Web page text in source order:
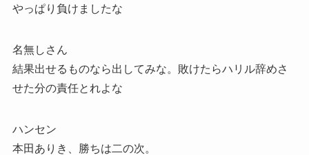
やっぱり負けましたな
名無しさん
結果出せるものなら出してみな。敗けたらハリル辞めさ
せた分の責任とれよな
ハンセン
本田ありき、勝ちは二の次。